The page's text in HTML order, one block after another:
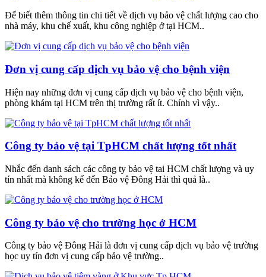
Để biết thêm thông tin chi tiết về dịch vụ bảo vệ chất lượng cao cho
nhà máy, khu chế xuất, khu công nghiệp ở tại HCM..
Đơn vị cung cấp dịch vụ bảo vệ cho bệnh viện
Hiện nay những đơn vị cung cấp dịch vụ bảo vệ cho bệnh viện,
phòng khám tại HCM trên thị trường rất ít. Chính vì vậy..
Công ty bảo vệ tại TpHCM chất lượng tốt nhất
Nhắc đến danh sách các công ty bảo vệ tai HCM chất lượng và uy
tín nhất mà không kể đến Bảo vệ Đông Hải thì quả là..
Công ty bảo vệ cho trường học ở HCM
Công ty bảo vệ Đông Hải là đơn vị cung cấp dịch vụ bảo vệ trường
học uy tín đơn vị cung cấp bảo vệ trường..